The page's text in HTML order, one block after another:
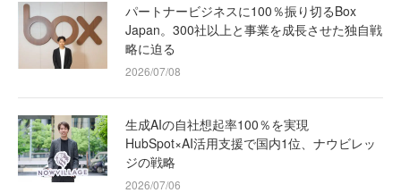
パートナービジネスに100％振り切るBox
Japan。300社以上と事業を成長させた独自戦
略に迫る
2026/07/08
生成AIの自社想起率100％を実現
HubSpot×AI活用支援で国内1位、ナウビレッ
ジの戦略
2026/07/06